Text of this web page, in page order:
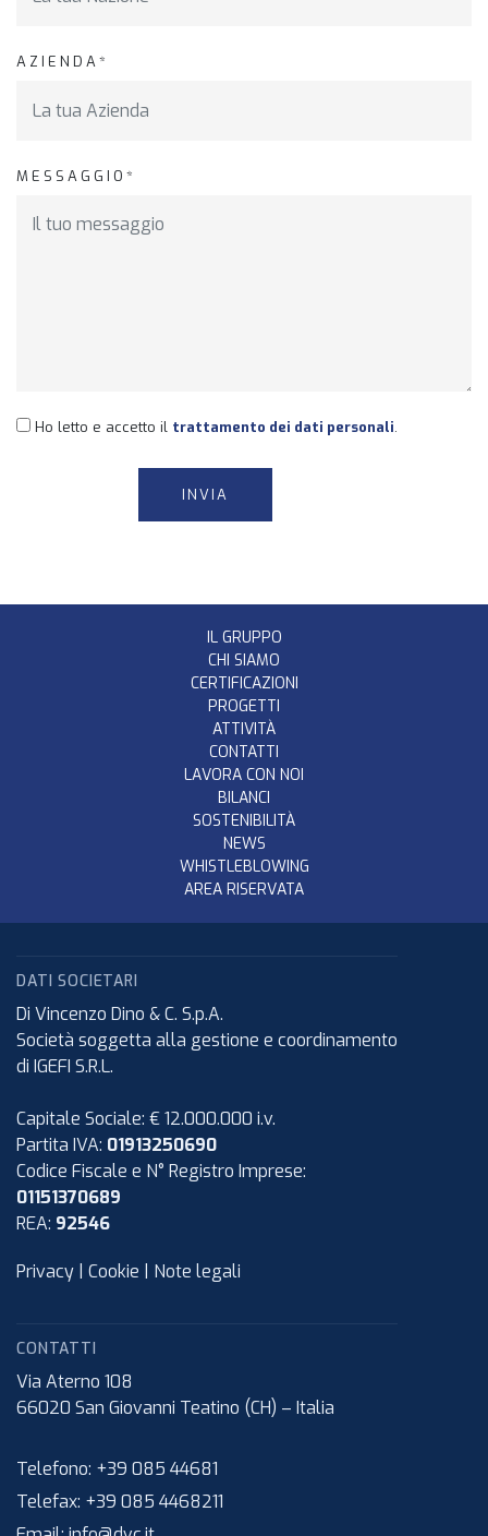
AZIENDA*
MESSAGGIO*
Ho letto e accetto il trattamento dei dati personali.
IL GRUPPO
CHI SIAMO
CERTIFICAZIONI
PROGETTI
ATTIVITÀ
CONTATTI
LAVORA CON NOI
BILANCI
SOSTENIBILITÀ
NEWS
WHISTLEBLOWING
AREA RISERVATA
DATI SOCIETARI
Di Vincenzo Dino & C. S.p.A.
Società soggetta alla gestione e coordinamento
di IGEFI S.R.L.
Capitale Sociale: € 12.000.000 i.v.
Partita IVA: 01913250690
Codice Fiscale e N° Registro Imprese:
01151370689
REA: 92546
Privacy Cookie Note legali
CONTATTI
Via Aterno 108
66020 San Giovanni Teatino (CH) – Italia
Telefono: +39 085 44681
Telefax: +39 085 4468211